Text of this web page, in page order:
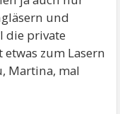
und
die private
zum Lasern
Martina, mal